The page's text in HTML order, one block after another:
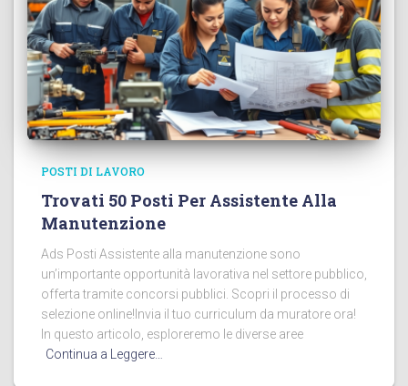
POSTI DI LAVORO
Trovati 50 Posti Per Assistente Alla
Manutenzione
Ads Posti Assistente alla manutenzione sono
un’importante opportunità lavorativa nel settore pubblico,
offerta tramite concorsi pubblici. Scopri il processo di
selezione online!Invia il tuo curriculum da muratore ora!
In questo articolo, esploreremo le diverse aree
Continua a Leggere…